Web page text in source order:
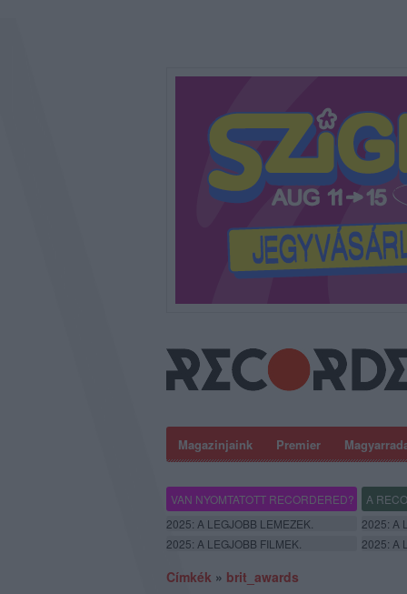
Magazinjaink Premier
VAN NYOMTATOTT RECORDERED? A
2025: A LEGJOBB LEMEZEK.
2025: A
2025: A LEGJOBB FILMEK.
2025: A
Címkék » brit_awards